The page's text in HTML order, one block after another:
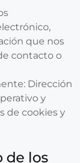
que nos
contacto o
Dirección
y
de cookies y
de los